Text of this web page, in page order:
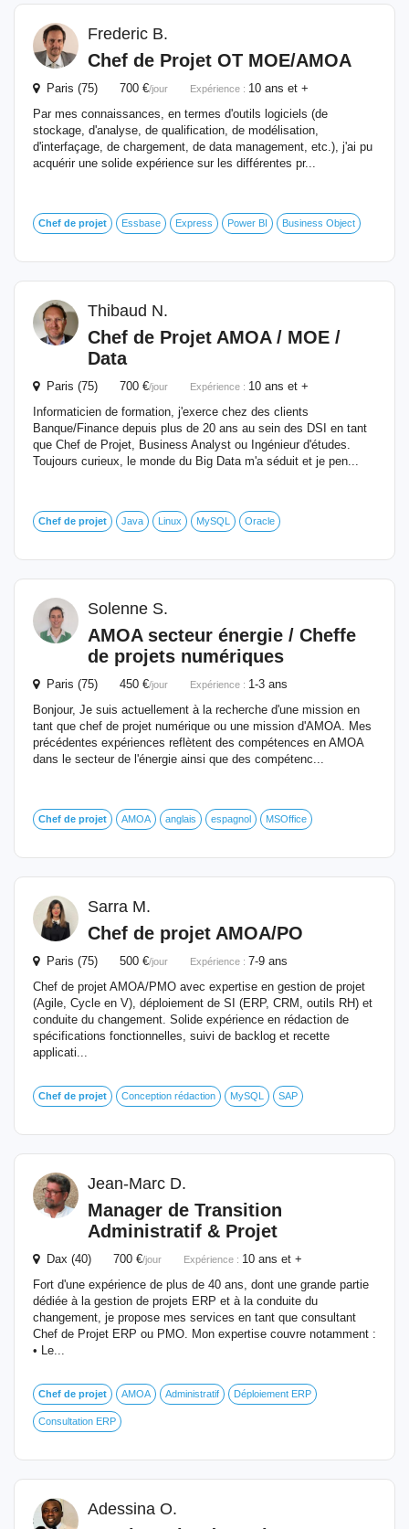
Frederic B.
Chef de Projet OT MOE/AMOA
Paris (75) 700 €/jour Expérience : 10 ans et +
Par mes connaissances, en termes d'outils logiciels (de
stockage, d'analyse, de qualification, de modélisation,
d'interfaçage, de chargement, de data management, etc.), j'ai pu
acquérir une solide expérience sur les différentes pr...
Chef de projet Essbase Express Power BI Business Object
Thibaud N.
Chef de Projet AMOA / MOE /
Data
Paris (75) 700 €/jour Expérience : 10 ans et +
Informaticien de formation, j'exerce chez des clients
Banque/Finance depuis plus de 20 ans au sein des DSI en tant
que Chef de Projet, Business Analyst ou Ingénieur d'études.
Toujours curieux, le monde du Big Data m'a séduit et je pen...
Chef de projet Java Linux MySQL Oracle
Solenne S.
AMOA secteur énergie / Cheffe
de projets numériques
Paris (75) 450 €/jour Expérience : 1-3 ans
Bonjour, Je suis actuellement à la recherche d'une mission en
tant que chef de projet numérique ou une mission d'AMOA. Mes
précédentes expériences reflètent des compétences en AMOA
dans le secteur de l'énergie ainsi que des compétenc...
Chef de projet AMOA anglais espagnol MSOffice
Sarra M.
Chef de projet AMOA/PO
Paris (75) 500 €/jour Expérience : 7-9 ans
Chef de projet AMOA/PMO avec expertise en gestion de projet
(Agile, Cycle en V), déploiement de SI (ERP, CRM, outils RH) et
conduite du changement. Solide expérience en rédaction de
spécifications fonctionnelles, suivi de backlog et recette
applicati...
Chef de projet Conception rédaction MySQL SAP
Jean-Marc D.
Manager de Transition
Administratif & Projet
Dax (40) 700 €/jour Expérience : 10 ans et +
Fort d'une expérience de plus de 40 ans, dont une grande partie
dédiée à la gestion de projets ERP et à la conduite du
changement, je propose mes services en tant que consultant
Chef de Projet ERP ou PMO. Mon expertise couvre notamment :
• Le...
Chef de projet AMOA Administratif Déploiement ERP
Consultation ERP
Adessina O.